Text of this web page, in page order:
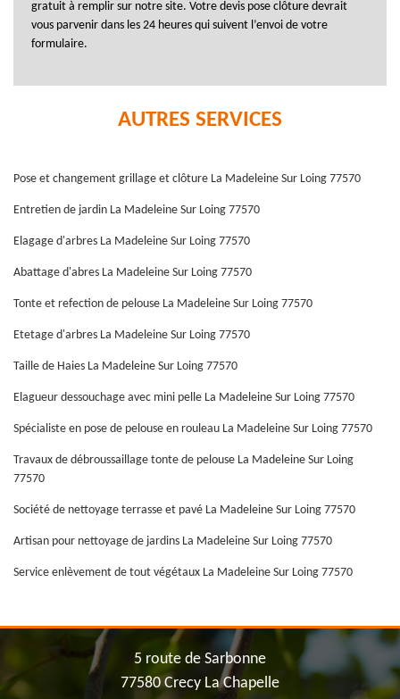
gratuit à remplir sur notre site. Votre devis pose clôture devrait
vous parvenir dans les 24 heures qui suivent l’envoi de votre
formulaire.
AUTRES SERVICES
Pose et changement grillage et clôture La Madeleine Sur Loing 77570
Entretien de jardin La Madeleine Sur Loing 77570
Elagage d'arbres La Madeleine Sur Loing 77570
Abattage d'abres La Madeleine Sur Loing 77570
Tonte et refection de pelouse La Madeleine Sur Loing 77570
Etetage d'arbres La Madeleine Sur Loing 77570
Taille de Haies La Madeleine Sur Loing 77570
Elagueur dessouchage avec mini pelle La Madeleine Sur Loing 77570
Spécialiste en pose de pelouse en rouleau La Madeleine Sur Loing 77570
Travaux de débroussaillage tonte de pelouse La Madeleine Sur Loing
77570
Société de nettoyage terrasse et pavé La Madeleine Sur Loing 77570
Artisan pour nettoyage de jardins La Madeleine Sur Loing 77570
Service enlèvement de tout végétaux La Madeleine Sur Loing 77570
5 route de Sarbonne
77580 Crecy La Chapelle